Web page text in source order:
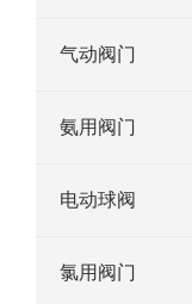
气动阀门
氨用阀门
电动球阀
氯用阀门